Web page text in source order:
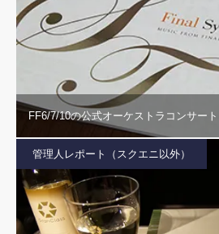
FF6/7/10の公式オーケストラコンサー
管理人レポート（スクエニ以外）